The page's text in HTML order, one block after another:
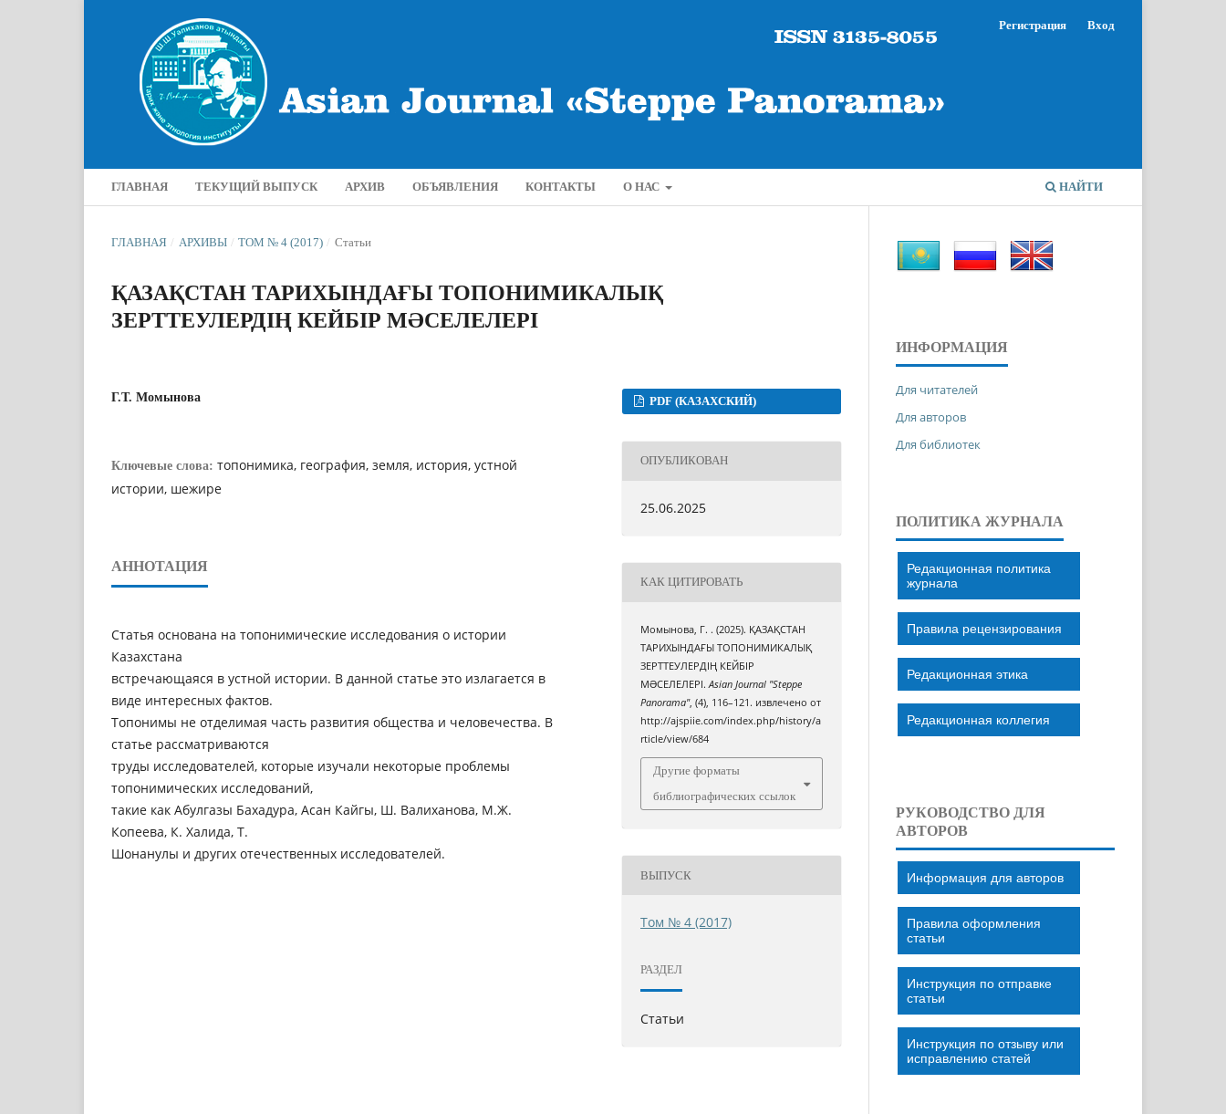
ГЛАВНАЯ ТЕКУЩИЙ ВЫПУСК АРХИВ ОБЪЯВЛЕНИЯ КОНТАКТЫ О НАС НАЙТИ
Регистрация Вход
ГЛАВНАЯ / АРХИВЫ / ТОМ № 4 (2017) / Статьи
ҚАЗАҚСТАН ТАРИХЫНДАҒЫ ТОПОНИМИКАЛЫҚ
ЗЕРТТЕУЛЕРДІҢ КЕЙБІР МƏСЕЛЕЛЕРІ
Г.Т. Момынова
Ключевые слова: топонимика, география, земля, история, устной
истории, шежире
АННОТАЦИЯ
Статья основана на топонимические исследования о истории
Казахстана
встречающаяся в устной истории. В данной статье это излагается в
виде интересных фактов.
Топонимы не отделимая часть развития общества и человечества. В
статье рассматриваются
труды исследователей, которые изучали некоторые проблемы
топонимических исследований,
такие как Абулгазы Бахадура, Асан Кайгы, Ш. Валиханова, М.Ж.
Копеева, К. Халида, Т.
Шонанулы и других отечественных исследователей.
PDF (КАЗАХСКИЙ)
ОПУБЛИКОВАН
25.06.2025
КАК ЦИТИРОВАТЬ
Момынова, Г. . (2025). ҚАЗАҚСТАН
ТАРИХЫНДАҒЫ ТОПОНИМИКАЛЫҚ
ЗЕРТТЕУЛЕРДІҢ КЕЙБІР
МƏСЕЛЕЛЕРІ.Asian Journal "Steppe
Panorama", (4), 116–121. извлечено от
http://ajspiie.com/index.php/history/a
rticle/view/684
Другие форматы
библиографических ссылок
ВЫПУСК
Том № 4 (2017)
РАЗДЕЛ
Статьи
ИНФОРМАЦИЯ
Для читателей
Для авторов
Для библиотек
ПОЛИТИКА ЖУРНАЛА
Редакционная политика
журнала
Правила рецензирования
Редакционная этика
Редакционная коллегия
РУКОВОДСТВО ДЛЯ
АВТОРОВ
Информация для авторов
Правила оформления
статьи
Инструкция по отправке
статьи
Инструкция по отзыву или
исправлению статей